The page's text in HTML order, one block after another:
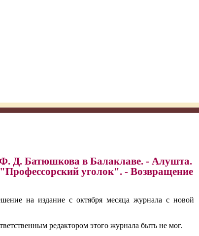
Д. Батюшкова в Балаклаве. - Алушта.
уголок". - Возвращение
на издание с октября месяца журнала с новой
редактором этого журнала быть не мог.